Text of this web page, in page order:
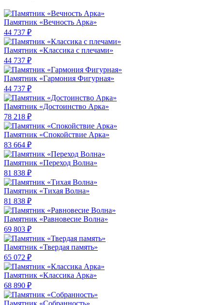
Памятник «Вечность Арка»
44 737 ₽
Памятник «Классика c плечами»
44 737 ₽
Памятник «Гармония Фигурная»
44 737 ₽
Памятник «Достоинство Арка»
78 218 ₽
Памятник «Спокойствие Арка»
83 664 ₽
Памятник «Переход Волна»
81 838 ₽
Памятник «Тихая Волна»
81 838 ₽
Памятник «Равновесие Волна»
69 803 ₽
Памятник «Твердая память»
65 072 ₽
Памятник «Классика Арка»
68 890 ₽